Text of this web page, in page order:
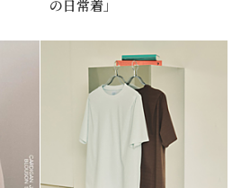
の日常着」